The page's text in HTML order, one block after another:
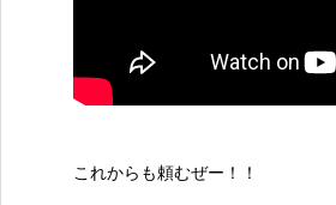
これからも頼むぜー！！